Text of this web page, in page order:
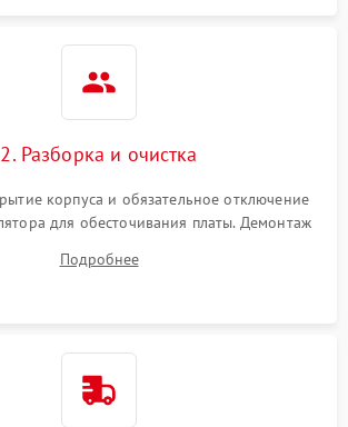
2. Разборка и очистка
корпуса и обязательное отключение
для обесточивания платы. Демонтаж
термопасты с кристаллов чипов.
Подробнее